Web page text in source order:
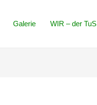
Galerie WIR – der TuS